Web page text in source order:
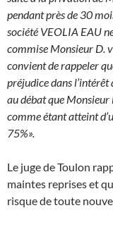
pendant près de 30
société VEOLIA EAU
commise Monsieur D.
convient de rappeler
préjudice dans l’intérêt
au débat que Monsieur
comme étant atteint
75%».
Le juge de Toulon
maintes reprises et
risque de toute